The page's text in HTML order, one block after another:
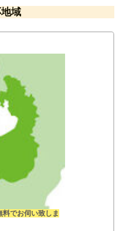
域
料でお伺い致しま